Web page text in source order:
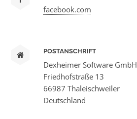
facebook.com
POSTANSCHRIFT
Dexheimer Software GmbH
Friedhofstraße 13
66987 Thaleischweiler
Deutschland